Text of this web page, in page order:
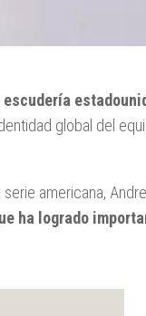
global del
americana,
ha logrado